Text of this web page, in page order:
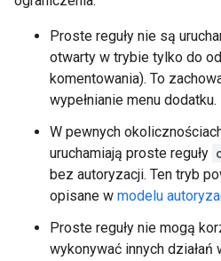
Proste reguły nie są
otwarty w trybie tylko do
komentowania). To
wypełnianie menu dodatku.
W pewnych
uruchamiają proste reguły
bez autoryzacji. Ten tryb
opisane w modelu
Proste reguły nie mogą
wykonywać innych działań